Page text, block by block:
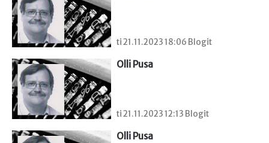
ti 21.11.2023 18:06 Blogit
Olli Pusa
ti 21.11.2023 12:13 Blogit
Olli Pusa